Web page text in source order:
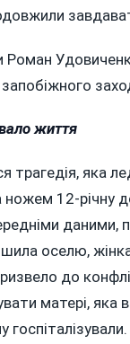
Роман
життя
трагедія, яка
12-річну
даними,
оселю,
до
матері, яка